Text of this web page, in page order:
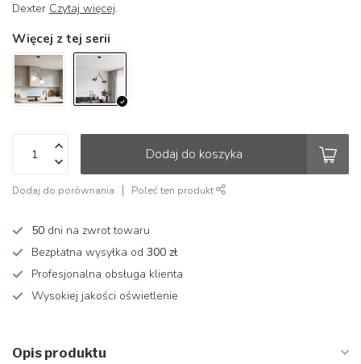
Dexter Czytaj więcej.
Więcej z tej serii
Dodaj do koszyka
Dodaj do porównania Poleć ten produkt
50 dni na zwrot towaru
Bezpłatna wysyłka od 300 zł
Profesjonalna obsługa klienta
Wysokiej jakości oświetlenie
Opis produktu